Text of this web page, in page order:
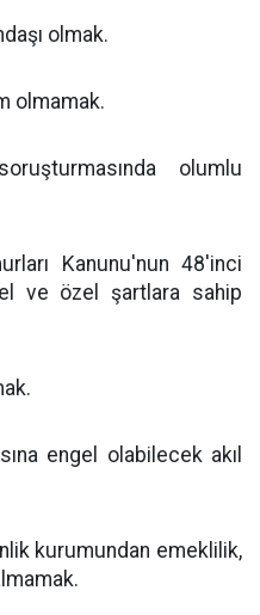
olmak.
olmamak.
olumlu
Kanunu'nun 48'inci
ve özel şartlara sahip
engel olabilecek akıl
kurumundan emeklilik,